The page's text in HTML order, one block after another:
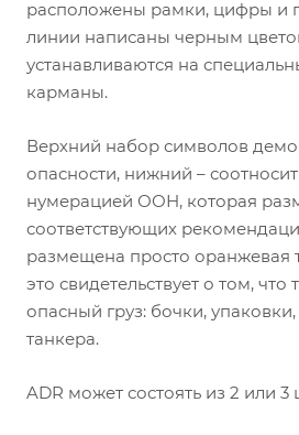
расположены рамки, цифры и
линии написаны черным
устанавливаются на
карманы.
Верхний набор символов
опасности, нижний –
нумерацией ООН, которая
соответствующих
размещена просто оранжевая
это свидетельствует о том, что
опасный груз: бочки, упаковки,
танкера.
ADR может состоять из 2 или 3